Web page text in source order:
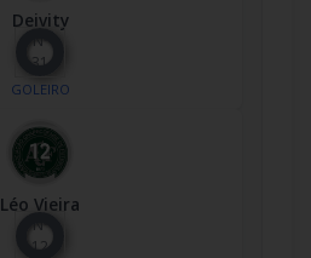
Deivity
Nº
31
GOLEIRO
Léo Vieira
Nº
12